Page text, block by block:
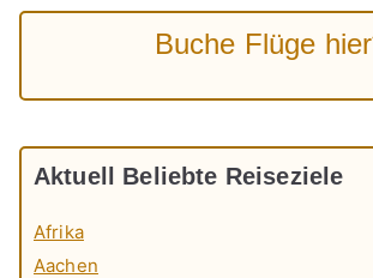
Buche Flüge
Aktuell Beliebte Reiseziele
Afrika
Aachen